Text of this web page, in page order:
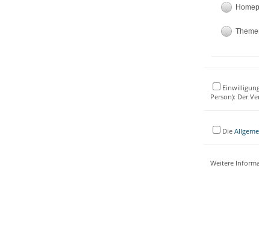
Person): Der
Die
Weitere